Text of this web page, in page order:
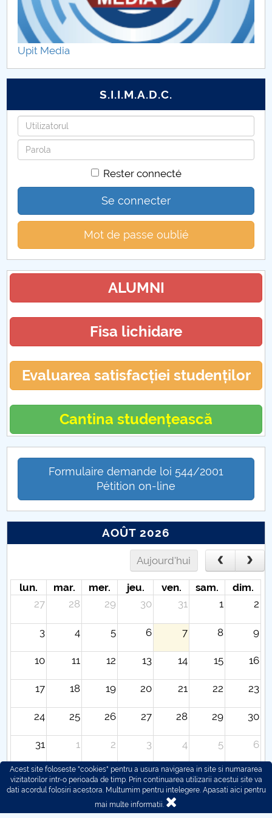
Upit Media
S.I.I.M.A.D.C.
Identifiant
Mot
de
Rester connecté
Se connecter
Mot de passe oublié
ALUMNI
Fisa lichidare
Evaluarea satisfacției studenților
Cantina studențească
Formulaire demande loi 544/2001
Pétition on-line
AOÛT 2026
Aujourd'hui
lun. mar. mer. jeu. ven. sam.
dim.
27
28 29 30 31 1 2
3 4 5 6 7 8 9
10 11 12 13 14 15 16
17 18 19 20 21 22 23
24 25 26 27 28 29 30
31 1 2 3 4 5 6
Acest site foloseste "cookies" pentru a usura navigarea in site si numararea
vizitatorilor intr-o perioada de timp. Prin continuarea utilizarii acestui site va
dati acordul folosiri acestora. Multumim pentru intelegere. Apasati aici pentru
mai multe informatii.